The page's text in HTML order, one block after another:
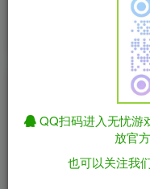
魔忌/Magin:
Build.22994733（
免费资源
魔忌/
QQ扫码进入无忧游
放官
也可以关注我